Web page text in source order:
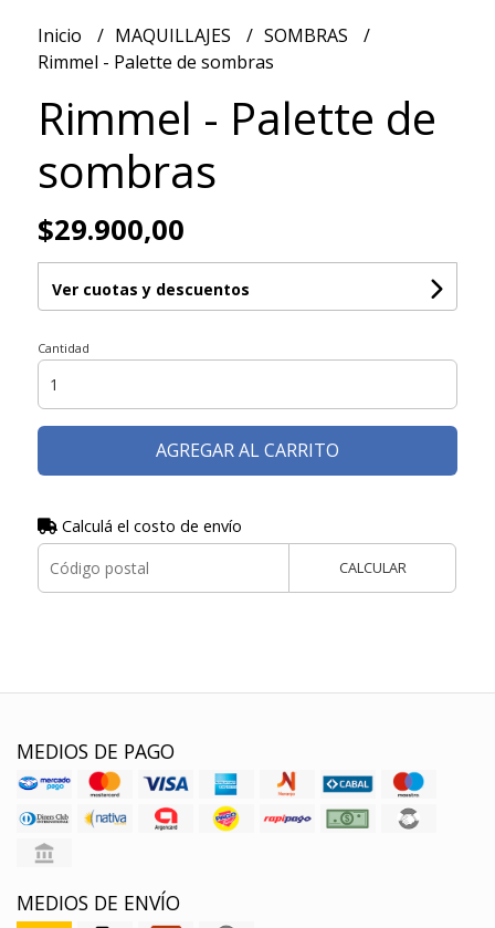
Inicio MAQUILLAJES
SOMBRAS
Rimmel - Palette de sombras
Rimmel - Palette de
sombras
$29.900,00
Ver cuotas y descuentos
Cantidad
AGREGAR AL CARRITO
Calculá el costo de envío
CALCULAR
MEDIOS DE PAGO
MEDIOS DE ENVÍO